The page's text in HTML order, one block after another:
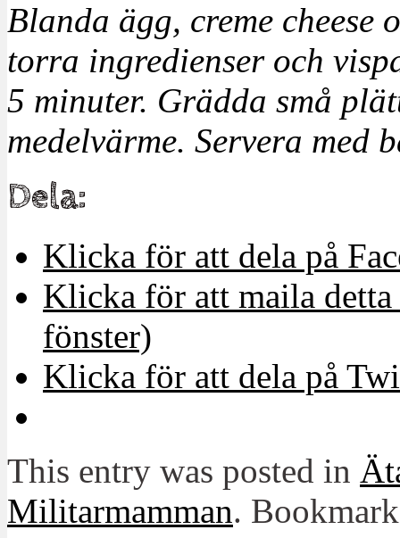
Blanda ägg, creme
torra ingredienser och
5 minuter. Grädda små
medelvärme. Servera med
Dela:
Klicka för att dela på
Klicka för att maila
fönster)
Klicka för att dela på
This entry was posted in
Militarmamman.